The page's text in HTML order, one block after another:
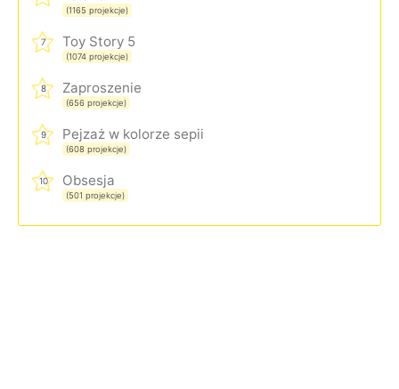
(1165 projekcje)
7 Toy Story 5
(1074 projekcje)
8 Zaproszenie
(656 projekcje)
9 Pejzaż w kolorze sepii
(608 projekcje)
10 Obsesja
(501 projekcje)